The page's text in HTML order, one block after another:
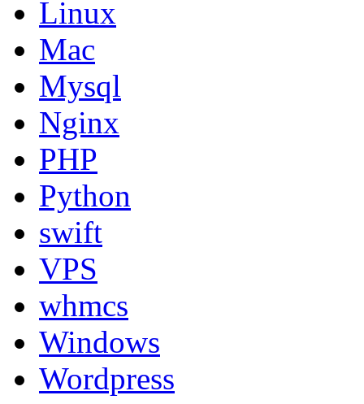
Linux
Mac
Mysql
Nginx
PHP
Python
swift
VPS
whmcs
Windows
Wordpress